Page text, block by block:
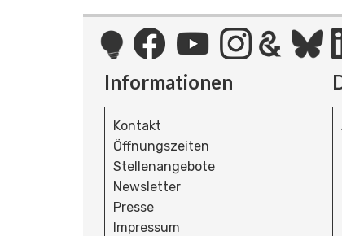
Informationen
Kontakt
Öffnungszeiten
Stellenangebote
Newsletter
Presse
Impressum